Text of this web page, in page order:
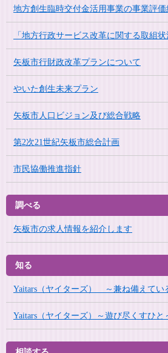
地方創生臨時交付金活用事業の事業評
「地方行政サービス改革に関する取組
矢板市行財政改革プランについて
やいた創生未来プラン
矢板市人口ビジョン及び総合戦略
第2次21世紀矢板市総合計画
市民協働推進指針
調べる
矢板市の求人情報を紹介します
知る
Yaitars（ヤイターズ） ～兼ね備えてい
Yaitars（ヤイターズ）～遊び尽くすひと